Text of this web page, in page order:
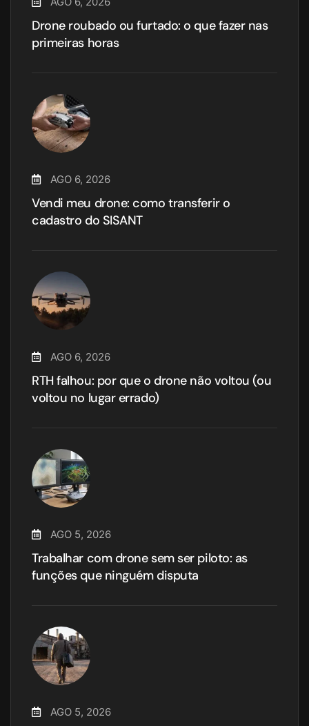
Drone roubado ou furtado: o que fazer nas
primeiras horas
AGO 6, 2026
Vendi meu drone: como transferir o
cadastro do SISANT
AGO 6, 2026
RTH falhou: por que o drone não voltou (ou
voltou no lugar errado)
AGO 5, 2026
Trabalhar com drone sem ser piloto: as
funções que ninguém disputa
AGO 5, 2026